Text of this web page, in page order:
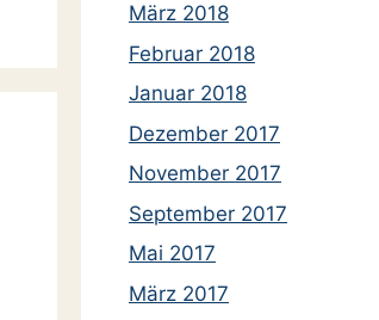
März 2018
Februar 2018
Januar 2018
Dezember 2017
November 2017
September 2017
Mai 2017
März 2017